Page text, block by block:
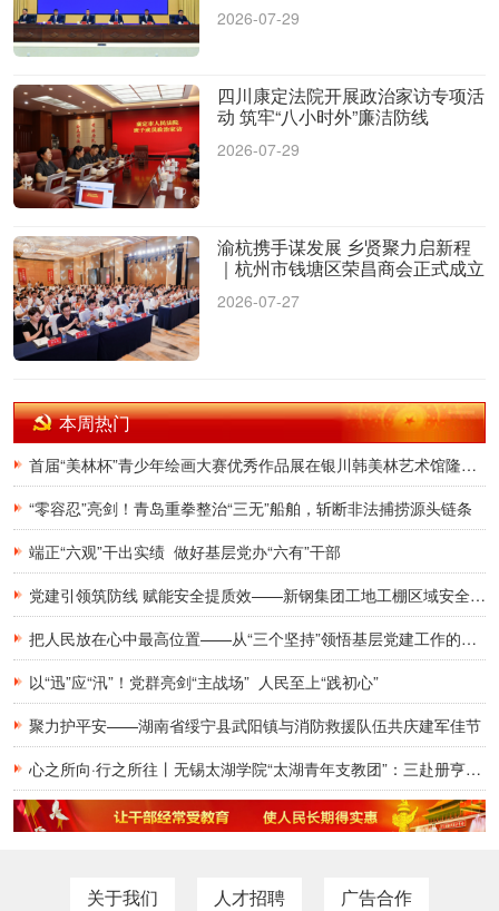
2026-07-29
四川康定法院开展政治家访专项活
动 筑牢“八小时外”廉洁防线
2026-07-29
渝杭携手谋发展 乡贤聚力启新程
｜杭州市钱塘区荣昌商会正式成立
2026-07-27
本周热门
首届“美林杯”青少年绘画大赛优秀作品展在银川韩美林艺术馆隆重开幕
“零容忍”亮剑！青岛重拳整治“三无”船舶，斩断非法捕捞源头链条
端正“六观”干出实绩 做好基层党办“六有”干部
党建引领筑防线 赋能安全提质效——新钢集团工地工棚区域安全管理创新实践研究
把人民放在心中最高位置——从“三个坚持”领悟基层党建工作的为民初心
以“迅”应“汛”！党群亮剑“主战场” 人民至上“践初心”
聚力护平安——湖南省绥宁县武阳镇与消防救援队伍共庆建军佳节
心之所向·行之所往丨无锡太湖学院“太湖青年支教团”：三赴册亨，十年之约再启盛夏
关于我们 人才招聘 广告合作